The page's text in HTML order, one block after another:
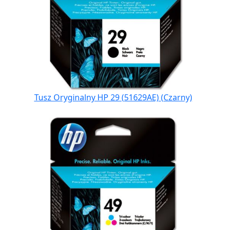
Tusz Oryginalny HP 29 (51629AE) (Czarny)